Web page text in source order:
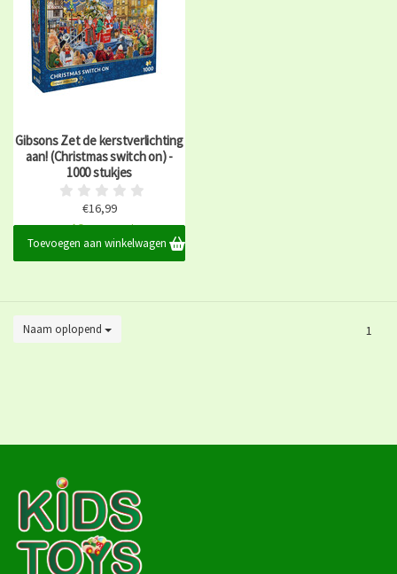
Gibsons Zet de kerstverlichting
aan! (Christmas switch on) -
1000 stukjes
€16,99
Op voorraad
Toevoegen aan winkelwagen
Naam oplopend 1